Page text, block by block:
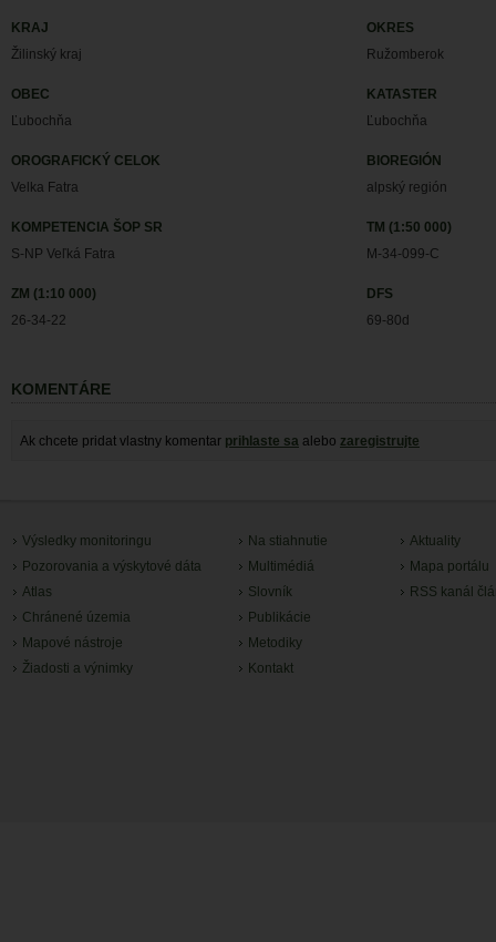
KRAJ
Žilinský kraj
OKRES
Ružomberok
OBEC
Ľubochňa
KATASTER
Ľubochňa
OROGRAFICKÝ CELOK
Velka Fatra
BIOREGIÓN
alpský región
KOMPETENCIA ŠOP SR
S-NP Veľká Fatra
TM (1:50 000)
M-34-099-C
ZM (1:10 000)
26-34-22
DFS
69-80d
KOMENTÁRE
Ak chcete pridat vlastny komentar prihlaste sa alebo zaregistrujte
Výsledky monitoringu
Pozorovania a výskytové dáta
Atlas
Chránené územia
Mapové nástroje
Žiadosti a výnimky
Na stiahnutie
Multimédiá
Slovník
Publikácie
Metodiky
Kontakt
Aktuality
Mapa portálu
RSS kanál